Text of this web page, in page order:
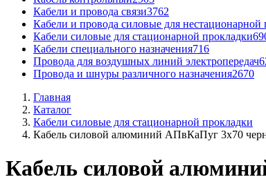
Кабели и провода связи3762
Кабели и провода силовые для нестационарной
Кабели силовые для стационарной прокладки
Кабели специального назначения716
Провода для воздушных линий электропередач
Провода и шнуры различного назначения2670
Главная
Каталог
Кабели силовые для стационарной прокладки
Кабель силовой алюминий АПвКаПуг 3x70
Кабель силовой